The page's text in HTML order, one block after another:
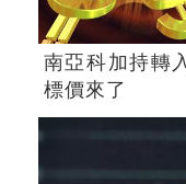
南亞科加持轉
標價來了